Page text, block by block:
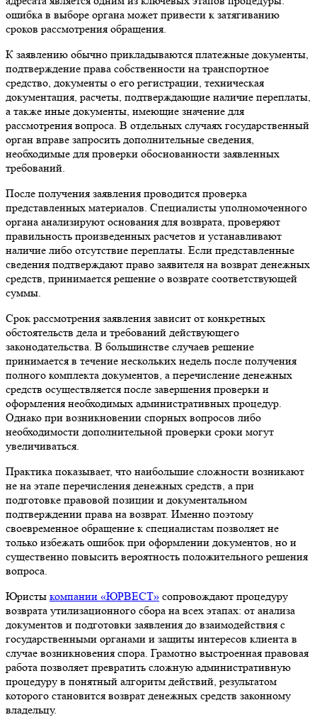
ошибка в выборе органа может привести к затягиванию
сроков рассмотрения обращения.
К заявлению обычно прикладываются платежные документы,
подтверждение права собственности на транспортное
средство, документы о его регистрации, техническая
документация, расчеты, подтверждающие наличие переплаты,
а также иные документы, имеющие значение для
рассмотрения вопроса. В отдельных случаях государственный
орган вправе запросить дополнительные сведения,
необходимые для проверки обоснованности заявленных
требований.
После получения заявления проводится проверка
представленных материалов. Специалисты уполномоченного
органа анализируют основания для возврата, проверяют
правильность произведенных расчетов и устанавливают
наличие либо отсутствие переплаты. Если представленные
сведения подтверждают право заявителя на возврат денежных
средств, принимается решение о возврате соответствующей
суммы.
Срок рассмотрения заявления зависит от конкретных
обстоятельств дела и требований действующего
законодательства. В большинстве случаев решение
принимается в течение нескольких недель после получения
полного комплекта документов, а перечисление денежных
средств осуществляется после завершения проверки и
оформления необходимых административных процедур.
Однако при возникновении спорных вопросов либо
необходимости дополнительной проверки сроки могут
увеличиваться.
Практика показывает, что наибольшие сложности возникают
не на этапе перечисления денежных средств, а при
подготовке правовой позиции и документальном
подтверждении права на возврат. Именно поэтому
своевременное обращение к специалистам позволяет не
только избежать ошибок при оформлении документов, но и
существенно повысить вероятность положительного решения
вопроса.
Юристы компании «ЮРВЕСТ» сопровождают процедуру
возврата утилизационного сбора на всех этапах: от анализа
документов и подготовки заявления до взаимодействия с
государственными органами и защиты интересов клиента в
случае возникновения спора. Грамотно выстроенная правовая
работа позволяет превратить сложную административную
процедуру в понятный алгоритм действий, результатом
которого становится возврат денежных средств законному
владельцу.